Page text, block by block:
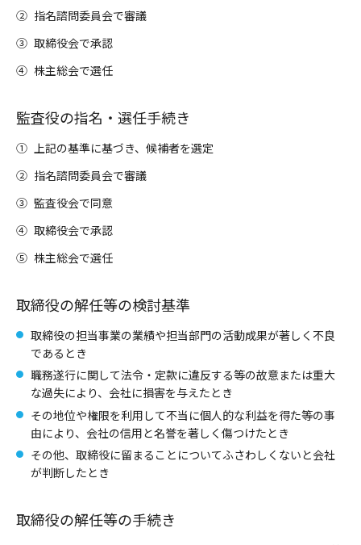
② 指名諮問委員会で審議
③ 取締役会で承認
④ 株主総会で選任
監査役の指名・選任手続き
①
上記の基準に基づき、候補者を選定
② 指名諮問委員会で審議
③ 監査役会で同意
④ 取締役会で承認
⑤ 株主総会で選任
取締役の解任等の検討基準
取締役の担当事業の業績や担当部門の活動成果が著しく不良
であるとき
職務遂行に関して法令・定款に違反する等の故意または重大
な過失により、会社に損害を与えたとき
その地位や権限を利用して不当に個人的な利益を得た等の事
由により、会社の信用と名誉を著しく傷つけたとき
その他、取締役に留まることについてふさわしくないと会社
が判断したとき
取締役の解任等の手続き